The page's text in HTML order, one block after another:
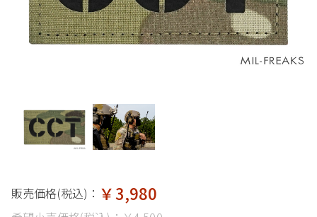
販売価格(税込)： ￥3,980